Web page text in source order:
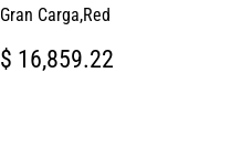
Gran Carga,Red
PRECIO
HABITUAL
$ 16,859.22